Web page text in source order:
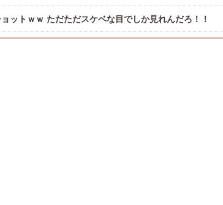
ットｗｗ ただただスケベな目でしか見れんだろ！！